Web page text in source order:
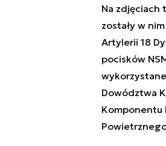
Na zdjęciach
zostały w
Artylerii 18
pocisków
Dowództwa
Komponentu